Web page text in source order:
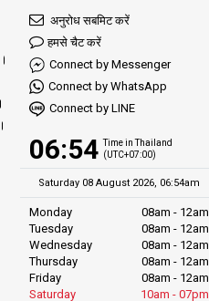
अनुरोध सबमिट करें
हमसे चैट करें
Connect by Messenger
Connect by WhatsApp
Connect by LINE
06:54 Time in Thailand
(UTC+07:00)
Saturday 08 August 2026, 06:54am
Monday
08am - 12am
Tuesday
08am - 12am
Wednesday
08am - 12am
Thursday
08am - 12am
Friday
08am - 12am
Saturday
10am - 07pm